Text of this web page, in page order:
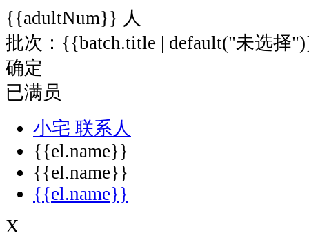
有
限
公
司
二、
活
目
标
依
安
{{adultNum}} 人
批次：{{batch.title | default("未选择
确定
已满员
小宅 联系人
{{el.name}}
{{el.name}}
{{el.name}}
X